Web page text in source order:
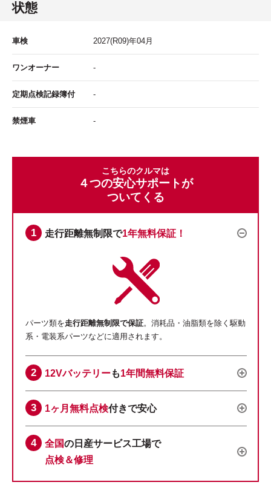
状態
車検 2027(R09)年04 月
ワンオーナー -
定期点検記録簿付 -
禁煙車 -
こちらのクルマは
４つの安心サポートが
ついてくる
走行距離無制限で1年無料保証！
パーツ類を走行距離無制限で保証。消耗品・油脂類を除く駆動
系・電装系パーツなどに適用されます。
12Vバッテリーも1年間無料保証
1ヶ月無料点検付きで安心
全国の日産サービス工場で
点検＆修理